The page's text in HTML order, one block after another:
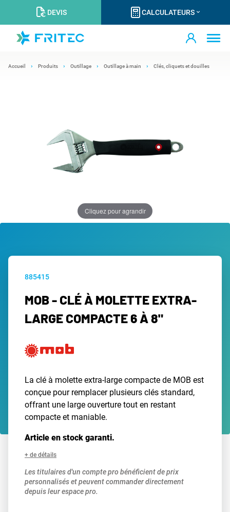
DEVIS CALCULATEURS
Accueil Produits Outillage Outillage à main Clés, cliquets et douilles
Cliquez pour agrandir
885415
MOB - CLÉ À MOLETTE EXTRA-
LARGE COMPACTE 6 À 8"
La clé à molette extra-large compacte de MOB est
conçue pour remplacer plusieurs clés standard,
offrant une large ouverture tout en restant
compacte et maniable.
Article en stock garanti.
+ de détails
Les titulaires d'un compte pro bénéficient de prix
personnalisés et peuvent commander directement
depuis leur espace pro.